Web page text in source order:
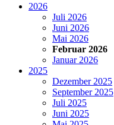
2026
Juli 2026
Juni 2026
Mai 2026
Februar 2026
Januar 2026
2025
Dezember 2025
September 2025
Juli 2025
Juni 2025